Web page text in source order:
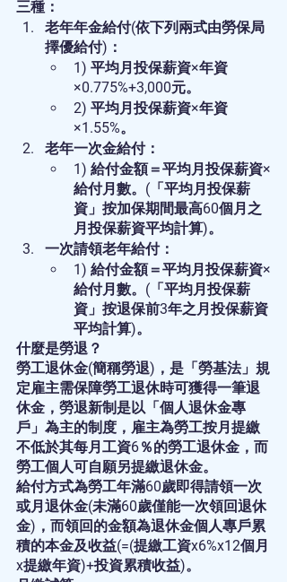
三種：
老年年金給付(依下列兩式由勞保局
擇優給付)：
1) 平均月投保薪資×年資
×0.775%+3,000元。
2) 平均月投保薪資×年資
×1.55%。
老年一次金給付：
1) 給付金額＝平均月投保薪資×
給付月數。(「平均月投保薪
資」按加保期間最高60個月之
月投保薪資平均計算)。
一次請領老年給付：
1) 給付金額＝平均月投保薪資×
給付月數。(「平均月投保薪
資」按退保前3年之月投保薪資
平均計算)。
什麼是勞退？
勞工退休金(簡稱勞退)，是「勞基法」規
定雇主需保障勞工退休時可獲得一筆退
休金，勞退新制是以「個人退休金專
戶」為主的制度，雇主為勞工按月提繳
不低於其每月工資6％的勞工退休金，而
勞工個人可自願另提繳退休金。
給付方式為勞工年滿60歲即得請領一次
或月退休金(未滿60歲僅能一次領回退休
金)，而領回的金額為退休金個人專戶累
積的本金及收益(=(提繳工資x6%x12個月
x提繳年資)+投資累積收益)。